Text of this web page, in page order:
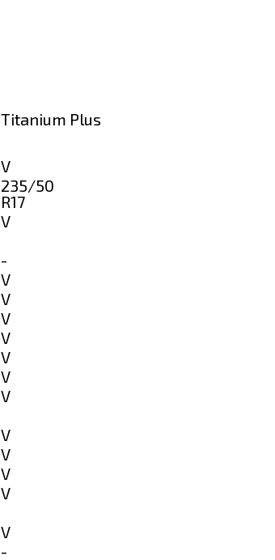
Titanium Plus
V
235/50
R17
V
-
V
V
V
V
V
V
V
V
V
V
V
V
-